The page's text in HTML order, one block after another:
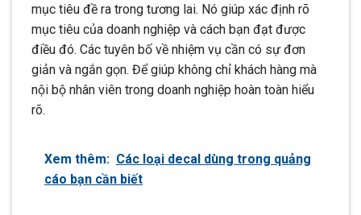
mục tiêu đề ra trong tương lai. Nó giúp xác định rõ
mục tiêu của doanh nghiệp và cách bạn đạt được
điều đó. Các tuyên bố về nhiệm vụ cần có sự đơn
giản và ngắn gọn. Để giúp không chỉ khách hàng mà
nội bộ nhân viên trong doanh nghiệp hoàn toàn hiểu
rõ.
Xem thêm: Các loại decal dùng trong quảng
cáo bạn cần biết